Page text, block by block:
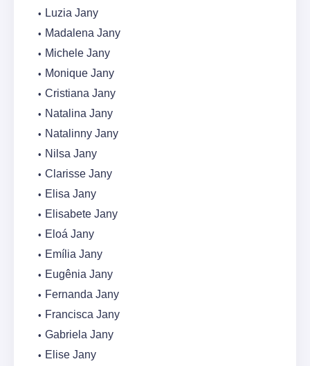
Luzia Jany
Madalena Jany
Michele Jany
Monique Jany
Cristiana Jany
Natalina Jany
Natalinny Jany
Nilsa Jany
Clarisse Jany
Elisa Jany
Elisabete Jany
Eloá Jany
Emília Jany
Eugênia Jany
Fernanda Jany
Francisca Jany
Gabriela Jany
Elise Jany